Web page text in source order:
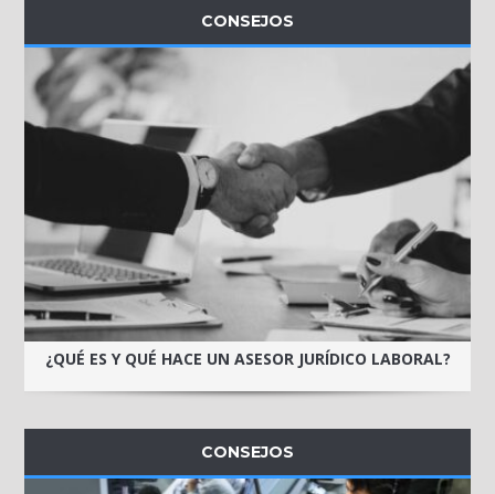
CONSEJOS
¿QUÉ ES Y QUÉ HACE UN ASESOR JURÍDICO LABORAL?
CONSEJOS